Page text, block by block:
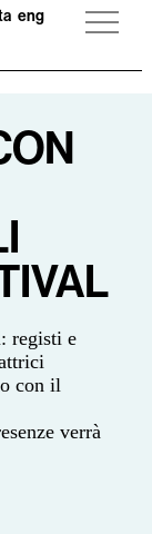
eng
registi e
con il
verrà